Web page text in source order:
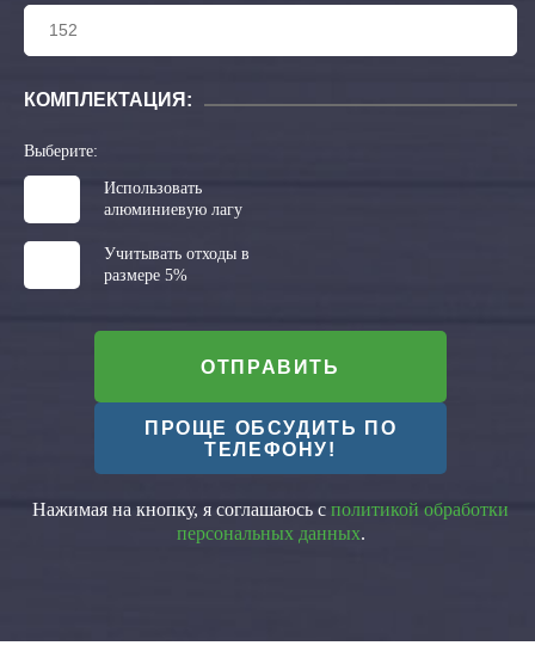
КОМПЛЕКТАЦИЯ:
Выберите:
Использовать
алюминиевую лагу
Учитывать отходы в
размере 5%
ОТПРАВИТЬ
ПРОЩЕ ОБСУДИТЬ ПО
ТЕЛЕФОНУ!
Нажимая на кнопку, я соглашаюсь с политикой обработки
персональных данных.